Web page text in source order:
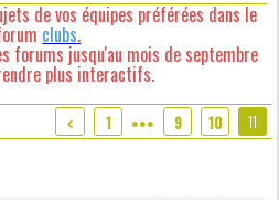
de vos équipes préférées dans le
clubs.
forums jusqu'au mois de septembre
plus interactifs.
1 ●●● 9 10 11